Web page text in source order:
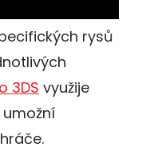
rysů
3DS využije